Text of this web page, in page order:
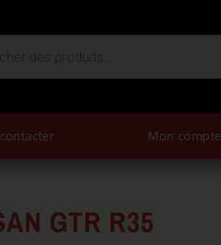
Mon compte
GTR R35